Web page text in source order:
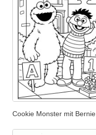
Cookie Monster mit Bernie